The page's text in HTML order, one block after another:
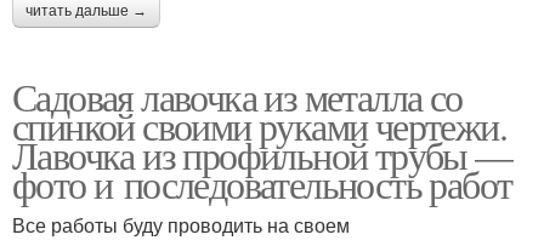
читать дальше →
Садовая лавочка из металла со
спинкой своими руками чертежи.
Лавочка из профильной трубы —
фото и последовательность работ
Все работы буду проводить на своем